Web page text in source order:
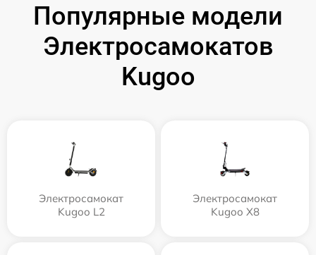
Популярные модели
Электросамокатов
Kugoo
Электросамокат
Kugoo L2
Электросамокат
Kugoo X8